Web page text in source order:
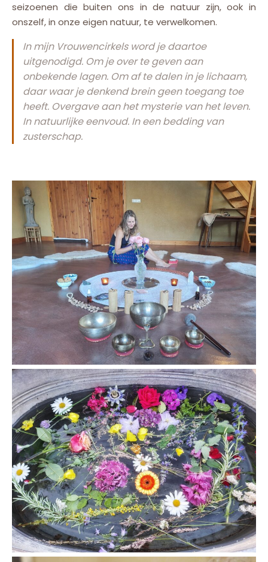
seizoenen die buiten ons in de natuur zijn, ook in
onszelf, in onze eigen natuur, te verwelkomen.
In mijn Vrouwencirkels word je daartoe
uitgenodigd. Om je over te geven aan
onbekende lagen. Om af te dalen in je lichaam,
daar waar je denkend brein geen toegang toe
heeft. Overgave aan het mysterie van het leven.
In natuurlijke eenvoud. In een bedding van
zusterschap.